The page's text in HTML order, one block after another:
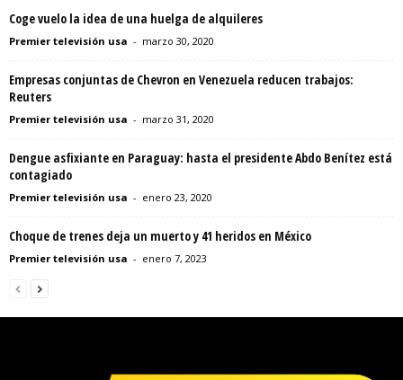
Coge vuelo la idea de una huelga de alquileres
Premier televisión usa - marzo 30, 2020
Empresas conjuntas de Chevron en Venezuela reducen trabajos:
Reuters
Premier televisión usa - marzo 31, 2020
Dengue asfixiante en Paraguay: hasta el presidente Abdo Benítez está
contagiado
Premier televisión usa - enero 23, 2020
Choque de trenes deja un muerto y 41 heridos en México
Premier televisión usa - enero 7, 2023